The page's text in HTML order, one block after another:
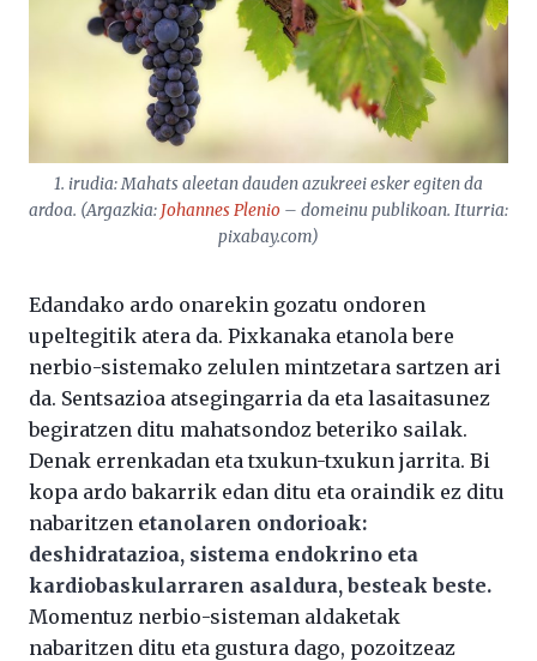
1. irudia: Mahats aleetan dauden azukreei esker egiten da
ardoa. (Argazkia: Johannes Plenio – domeinu publikoan. Iturria:
pixabay.com)
Edandako ardo onarekin gozatu ondoren
upeltegitik atera da. Pixkanaka etanola bere
nerbio-sistemako zelulen mintzetara sartzen ari
da. Sentsazioa atsegingarria da eta lasaitasunez
begiratzen ditu mahatsondoz beteriko sailak.
Denak errenkadan eta txukun-txukun jarrita. Bi
kopa ardo bakarrik edan ditu eta oraindik ez ditu
nabaritzen etanolaren ondorioak:
deshidratazioa, sistema endokrino eta
kardiobaskularraren asaldura, besteak beste.
Momentuz nerbio-sisteman aldaketak
nabaritzen ditu eta gustura dago, pozoitzeaz